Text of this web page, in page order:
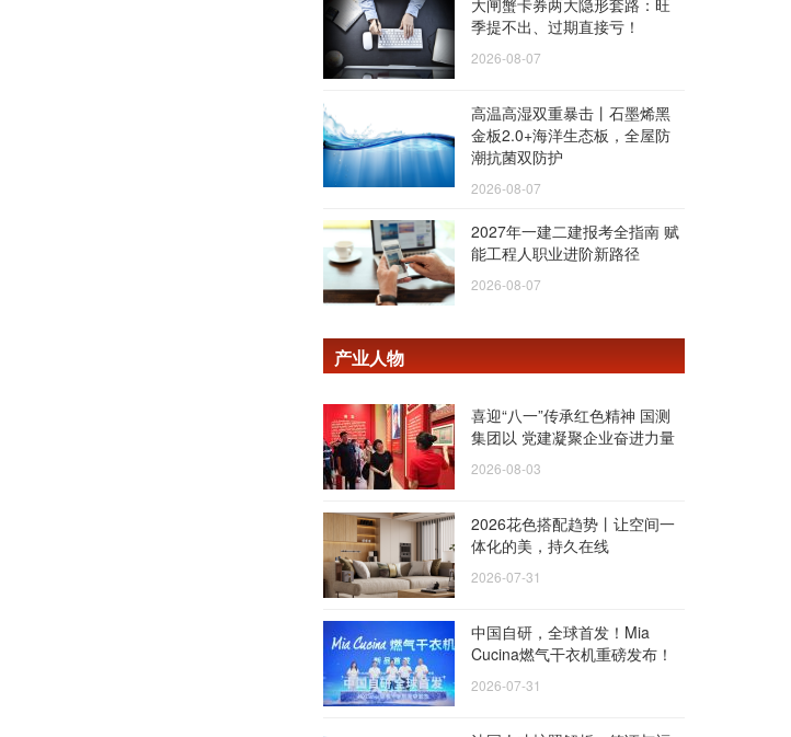
大闸蟹卡券两大隐形套路：旺
季提不出、过期直接亏！
2026-08-07
高温高湿双重暴击丨石墨烯黑
金板2.0+海洋生态板，全屋防
潮抗菌双防护
2026-08-07
2027年一建二建报考全指南 赋
能工程人职业进阶新路径
2026-08-07
产业人物
喜迎“八一”传承红色精神 国测
集团以 党建凝聚企业奋进力量
2026-08-03
2026花色搭配趋势丨让空间一
体化的美，持久在线
2026-07-31
中国自研，全球首发！Mia
Cucina燃气干衣机重磅发布！
2026-07-31